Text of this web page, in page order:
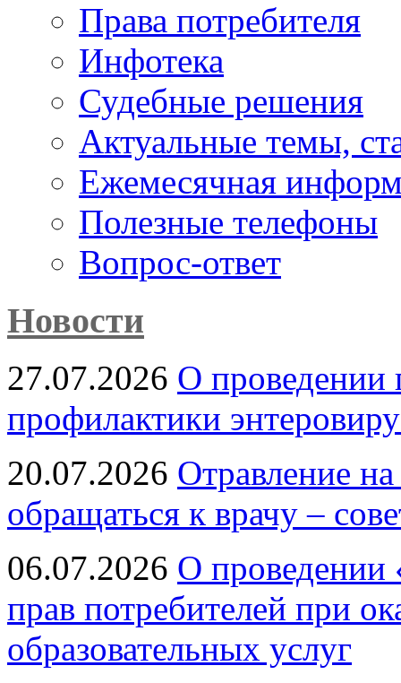
Права потребителя
Инфотека
Судебные решения
Актуальные темы,
Ежемесячная
Полезные телефоны
Вопрос-ответ
Новости
27.07.2026 О проведении
профилактики
20.07.2026 Отравление
обращаться к врачу –
06.07.2026 О проведении
прав потребителей при
образовательных услуг